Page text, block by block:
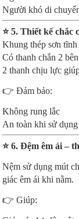
Người khó di
⭐ 5. Thiết kế chắc
Khung thép sơn
Có thanh chắn 2
2 thanh chịu lực
👉 Đảm bảo:
Không rung lắc
An toàn khi sử
⭐ 6. Đệm êm ái –
Nệm sử dụng mút
giác êm ái khi nằm.
👉 Giúp: